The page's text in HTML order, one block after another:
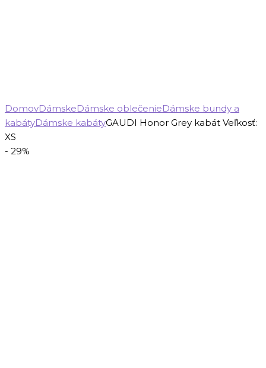
DomovDámskeDámske oblečenieDámske bundy a
kabátyDámske kabátyGAUDI Honor Grey kabát Veľkosť:
XS
- 29%